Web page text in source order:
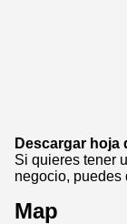
Descargar hoja
Si quieres tener
negocio, puedes
Map